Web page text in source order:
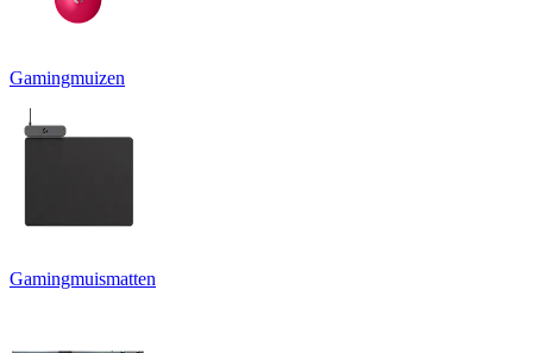
Gamingmuizen
Gamingmuismatten